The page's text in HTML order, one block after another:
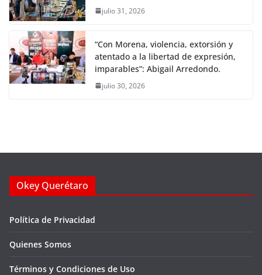
julio 31, 2026
“Con Morena, violencia, extorsión y
atentado a la libertad de expresión,
imparables”: Abigail Arredondo.
julio 30, 2026
Okey Querétaro
Política de Privacidad
Quienes Somos
Términos y Condiciones de Uso